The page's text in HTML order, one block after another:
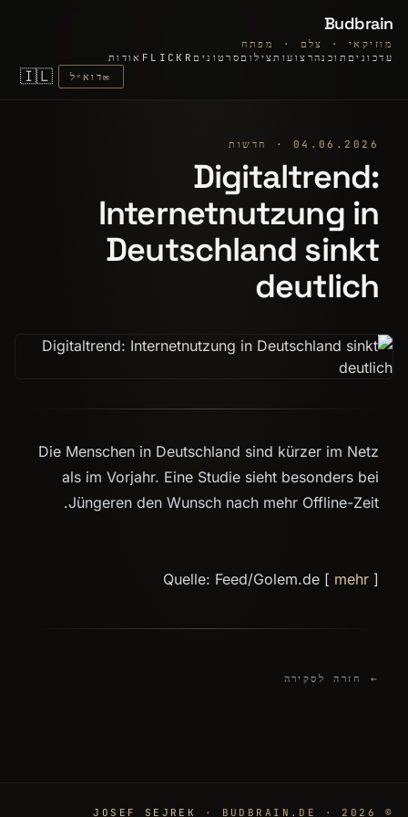
Budbrain
מוזיקאי · צלם · מפתח
עדכונים תוכנהרצועותצילום סרטונים FLICKR אודות
✉דוא״ל 🇮🇱
04.06.2026 · חדשות
Digitaltrend:
Internetnutzung in
Deutschland sinkt
deutlich
Die Menschen in Deutschland sind kürzer im Netz
als im Vorjahr. Eine Studie sieht besonders bei
Jüngeren den Wunsch nach mehr Offline-Zeit.
Quelle: Feed/Golem.de [ mehr ]
← חזרה לסקירה
© 2026 ·
JOSEF SEJREK · BUDBRAIN.DE